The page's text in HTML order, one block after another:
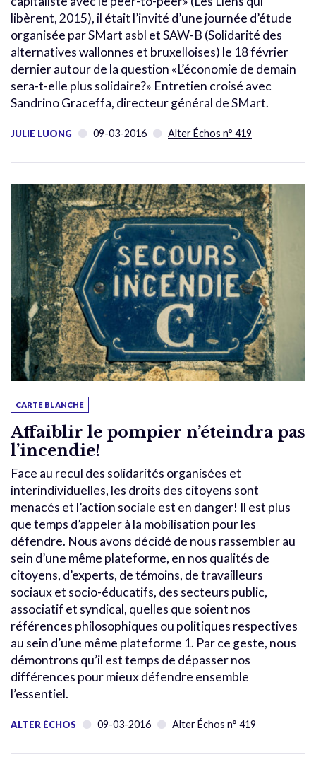
libèrent, 2015), il était l’invité d’une journée d’étude
organisée par SMart asbl et SAW-B (Solidarité des
alternatives wallonnes et bruxelloises) le 18 février
dernier autour de la question «L’économie de demain
sera-t-elle plus solidaire?» Entretien croisé avec
Sandrino Graceffa, directeur général de SMart.
JULIE LUONG 09-03-2016 Alter Échos n° 419
CARTE BLANCHE
Affaiblir le pompier n’éteindra pas
l’incendie!
Face au recul des solidarités organisées et
interindividuelles, les droits des citoyens sont
menacés et l’action sociale est en danger! Il est plus
que temps d’appeler à la mobilisation pour les
défendre. Nous avons décidé de nous rassembler au
sein d’une même plateforme, en nos qualités de
citoyens, d’experts, de témoins, de travailleurs
sociaux et socio-éducatifs, des secteurs public,
associatif et syndical, quelles que soient nos
références philosophiques ou politiques respectives
au sein d’une même plateforme 1. Par ce geste, nous
démontrons qu’il est temps de dépasser nos
différences pour mieux défendre ensemble
l’essentiel.
ALTER ÉCHOS 09-03-2016 Alter Échos n° 419